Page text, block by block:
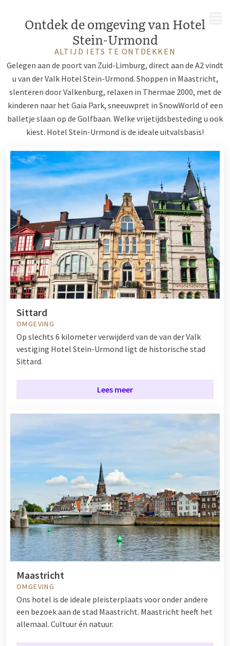
Ontdek de omgeving van Hotel
Stein-Urmond
ALTIJD IETS TE ONTDEKKEN
Gelegen aan de poort van Zuid-Limburg, direct aan de A2 vindt
u van der Valk Hotel Stein-Urmond. Shoppen in Maastricht,
slenteren door Valkenburg, relaxen in Thermae 2000, met de
kinderen naar het Gaia Park, sneeuwpret in SnowWorld of een
balletje slaan op de Golfbaan. Welke vrijetijdsbesteding u ook
kiest. Hotel Stein-Urmond is de ideale uitvalsbasis!
Sittard
OMGEVING
Op slechts 6 kilometer verwijderd van de van der Valk
vestiging Hotel Stein-Urmond ligt de historische stad
Sittard.
Lees meer
Maastricht
OMGEVING
Ons hotel is de ideale pleisterplaats voor onder andere
een bezoek aan de stad Maastricht. Maastricht heeft het
allemaal. Cultuur én natuur.